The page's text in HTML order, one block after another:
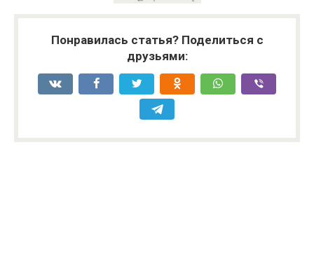
Понравилась статья? Поделиться с
друзьями: